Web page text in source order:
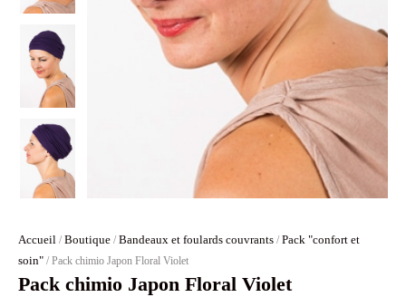
Accueil / Boutique / Bandeaux et foulards couvrants / Pack "confort et
soin" / Pack chimio Japon Floral Violet
Pack chimio Japon Floral Violet